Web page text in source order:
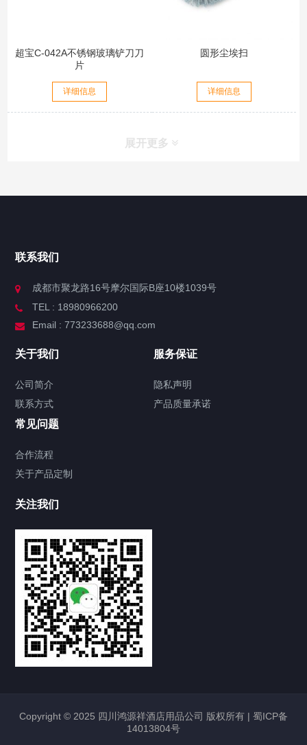
超宝C-042A不锈钢玻璃铲刀刀
片
详细信息
圆形尘埃扫
详细信息
展开更多
联系我们
成都市聚龙路16号摩尔国际B座10楼1039号
TEL : 18980966200
Email : 773233688@qq.com
关于我们
公司简介
联系方式
服务保证
隐私声明
产品质量承诺
常见问题
合作流程
关于产品定制
关注我们
Copyright © 2025 四川鸿源祥酒店用品公司 版权所有 | 蜀ICP备
14013804号